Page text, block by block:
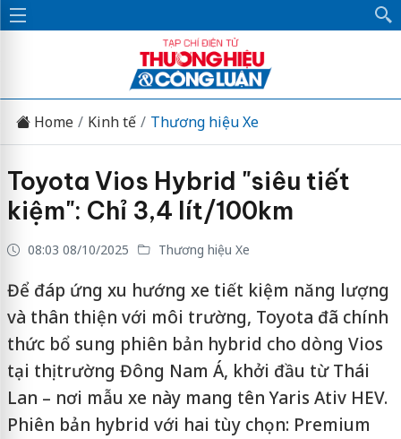
Home Kinh tế Thương hiệu Xe
Toyota Vios Hybrid "siêu tiết
kiệm": Chỉ 3,4 lít/100km
08:03 08/10/2025 Thương hiệu Xe
Để đáp ứng xu hướng xe tiết kiệm năng lượng
và thân thiện với môi trường, Toyota đã chính
thức bổ sung phiên bản hybrid cho dòng Vios
tại thị trường Đông Nam Á, khởi đầu từ Thái
Lan – nơi mẫu xe này mang tên Yaris Ativ HEV.
Phiên bản hybrid với hai tùy chọn: Premium